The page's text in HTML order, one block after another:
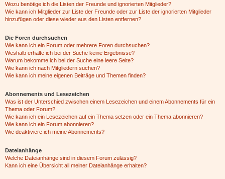
Wozu benötige ich die Listen der Freunde und ignorierten Mitglieder?
Wie kann ich Mitglieder zur Liste der Freunde oder zur Liste der ignorierten Mitglieder
hinzufügen oder diese wieder aus den Listen entfernen?
Die Foren durchsuchen
Wie kann ich ein Forum oder mehrere Foren durchsuchen?
Weshalb erhalte ich bei der Suche keine Ergebnisse?
Warum bekomme ich bei der Suche eine leere Seite?
Wie kann ich nach Mitgliedern suchen?
Wie kann ich meine eigenen Beiträge und Themen finden?
Abonnements und Lesezeichen
Was ist der Unterschied zwischen einem Lesezeichen und einem Abonnements für ein
Thema oder Forum?
Wie kann ich ein Lesezeichen auf ein Thema setzen oder ein Thema abonnieren?
Wie kann ich ein Forum abonnieren?
Wie deaktiviere ich meine Abonnements?
Dateianhänge
Welche Dateianhänge sind in diesem Forum zulässig?
Kann ich eine Übersicht all meiner Dateianhänge erhalten?